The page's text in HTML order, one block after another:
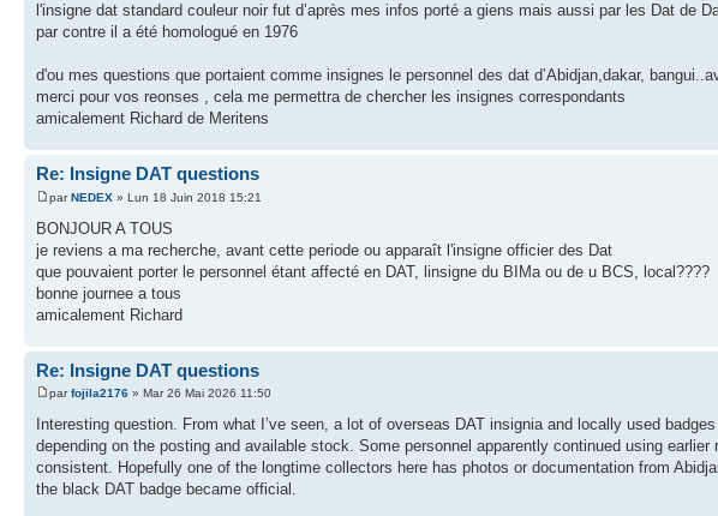
l'insigne dat standard couleur noir fut d’après mes infos porté a giens mais aussi par les Dat de
par contre il a été homologué en 1976
d'ou mes questions que portaient comme insignes le personnel des dat d’Abidjan,dakar,
merci pour vos reonses , cela me permettra de chercher les insignes correspondants
amicalement Richard de Meritens
Re: Insigne DAT questions
parNEDEX » Lun 18 Juin 2018 15:21
BONJOUR A TOUS
je reviens a ma recherche, avant cette periode ou apparaît l'insigne officier des Dat
que pouvaient porter le personnel étant affecté en DAT, linsigne du BIMa ou de u BCS, local????
bonne journee a tous
amicalement Richard
Re: Insigne DAT questions
parfojila2176 » Mar 26 Mai 2026 11:50
Interesting question. From what I’ve seen, a lot of overseas DAT insignia and locally used
depending on the posting and available stock. Some personnel apparently continued using
consistent. Hopefully one of the longtime collectors here has photos or documentation from
the black DAT badge became official.